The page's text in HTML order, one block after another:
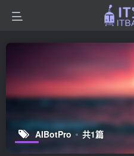
AIBotPro 共1篇